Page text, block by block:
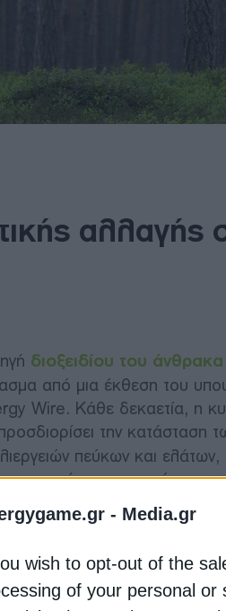
- Media.gr
wish to opt-out of the
of your personal or
αλλαγής
διοξειδίου του άνθρακα
από μια έκθεση του
Wire. Κάθε δεκαετία, η
την κατάσταση
πεύκων και
επηρεάσει την
της κλιματικής αλλαγής
στην έκθεση.
Εβερσβάλντε για τη
ό,τι προτείνει η έκθεση,